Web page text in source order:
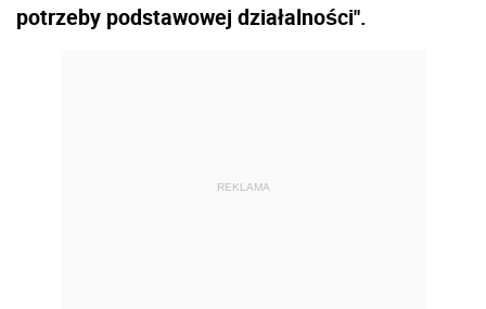
potrzeby podstawowej działalności".
REKLAMA